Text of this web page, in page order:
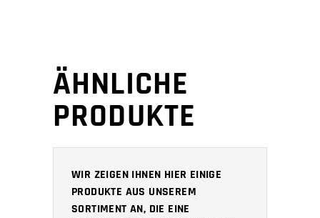
ÄHNLICHE
PRODUKTE
WIR ZEIGEN IHNEN HIER EINIGE
PRODUKTE AUS UNSEREM
SORTIMENT AN, DIE EINE